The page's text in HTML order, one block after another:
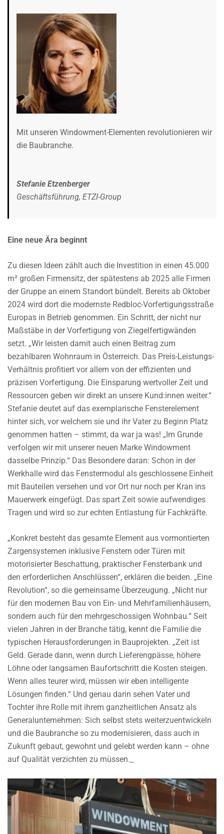
Mit unseren Windowment-Elementen revolutionieren wir
die Baubranche.
Stefanie Etzenberger
Geschäftsführung, ETZI-Group
Eine neue Ära beginnt
Zu diesen Ideen zählt auch die Investition in einen 45.000
m² großen Firmensitz, der spätestens ab 2025 alle Firmen
der Gruppe an einem Standort bündelt. Bereits ab Oktober
2024 wird dort die modernste Redbloc-Vorfertigungsstraße
Europas in Betrieb genommen. Ein Schritt, der nicht nur
Maßstäbe in der Vorfertigung von Ziegelfertigwänden
setzt. „Wir leisten damit auch einen Beitrag zum
bezahlbaren Wohnraum in Österreich. Das Preis-Leistungs-
Verhältnis profitiert vor allem von der effizienten und
präzisen Vorfertigung. Die Einsparung wertvoller Zeit und
Ressourcen geben wir direkt an unsere Kund:innen weiter.“
Stefanie deutet auf das exemplarische Fensterelement
hinter sich, vor welchem sie und ihr Vater zu Beginn Platz
genommen hatten – stimmt, da war ja was! „Im Grunde
verfolgen wir mit unserer neuen Marke Windowment
dasselbe Prinzip.“ Das Besondere daran: Schon in der
Werkhalle wird das Fenstermodul als geschlossene Einheit
mit Bauteilen versehen und vor Ort nur noch per Kran ins
Mauerwerk eingefügt. Das spart Zeit sowie aufwendiges
Tragen und wird so zur echten Entlastung für Fachkräfte.
„Konkret besteht das gesamte Element aus vormontierten
Zargensystemen inklusive Fenstern oder Türen mit
motorisierter Beschattung, praktischer Fensterbank und
den erforderlichen Anschlüssen“, erklären die beiden. „Eine
Revolution“, so die gemeinsame Überzeugung. „Nicht nur
für den modernen Bau von Ein- und Mehrfamilienhäusern,
sondern auch für den mehrgeschossigen Wohnbau.“ Seit
vielen Jahren in der Branche tätig, kennt die Familie die
typischen Herausforderungen in Bauprojekten. „Zeit ist
Geld. Gerade dann, wenn durch Lieferengpässe, höhere
Löhne oder langsamen Baufortschritt die Kosten steigen.
Wenn alles teurer wird, müssen wir eben intelligente
Lösungen finden.“ Und genau darin sehen Vater und
Tochter ihre Rolle mit ihrem ganzheitlichen Ansatz als
Generalunternehmen: Sich selbst stets weiterzuentwickeln
und die Baubranche so zu modernisieren, dass auch in
Zukunft gebaut, gewohnt und gelebt werden kann – ohne
auf Qualität verzichten zu müssen._